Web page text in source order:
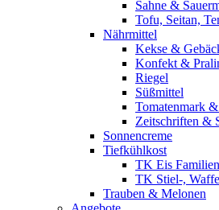
Sahne &
Tofu, Seitan,
Nährmittel
Kekse &
Konfekt &
Riegel
Süßmittel
Tomatenmark
Zeitschriften &
Sonnencreme
Tiefkühlkost
TK Eis
TK Stiel-,
Trauben & Melonen